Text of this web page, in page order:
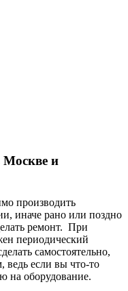
Москве и
производить
иначе рано или поздно
ремонт. При
периодический
самостоятельно,
ведь если вы что-то
на оборудование.